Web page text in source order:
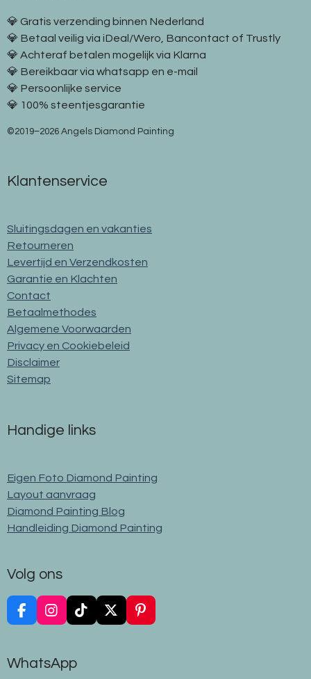
💎 Gratis verzending binnen Nederland
💎 Betaal veilig via iDeal/Wero, Bancontact of Trustly
💎 Achteraf betalen mogelijk via Klarna
💎 Bereikbaar via whatsapp en e-mail
💎 Persoonlijke service
💎 100% steentjesgarantie
©2019–2026 Angels Diamond Painting
Klantenservice
Sluitingsdagen en vakanties
Retourneren
Levertijd en Verzendkosten
Garantie en Klachten
Contact
Betaalmethodes
Algemene Voorwaarden
Privacy en Cookiebeleid
Disclaimer
Sitemap
Handige links
Eigen Foto Diamond Painting
Layout aanvraag
Diamond Painting Blog
Handleiding Diamond Painting
Volg ons
F
a
e
b
I
n
a
T
i
X
P
i
WhatsApp